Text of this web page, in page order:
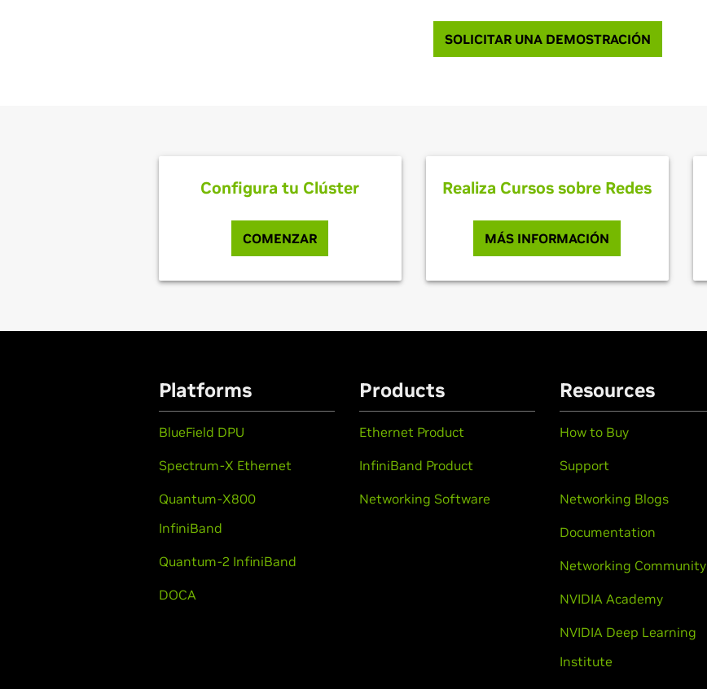
SOLICITAR UNA DEMOSTRACIÓN
Configura tu Clúster
COMENZAR
Realiza Cursos sobre Redes
MÁS INFORMACIÓN
Platforms
BlueField DPU
Spectrum-X Ethernet
Quantum-X800
InfiniBand
Quantum-2 InfiniBand
DOCA
Products
Ethernet Product
InfiniBand Product
Networking Software
Resources
How to Buy
Support
Networking Blogs
Documentation
Networking Community
NVIDIA Academy
NVIDIA Deep Learning
Institute